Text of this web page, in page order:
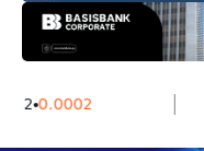
0.0002